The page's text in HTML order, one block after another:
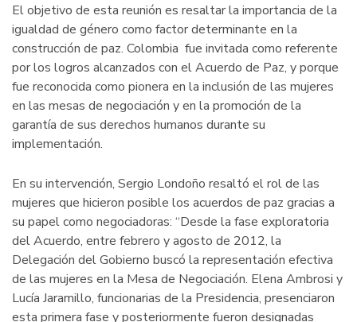
El objetivo de esta reunión es resaltar la importancia de la
igualdad de género como factor determinante en la
construcción de paz. Colombia fue invitada como referente
por los logros alcanzados con el Acuerdo de Paz, y porque
fue reconocida como pionera en la inclusión de las mujeres
en las mesas de negociación y en la promoción de la
garantía de sus derechos humanos durante su
implementación.
En su intervención, Sergio Londoño resaltó el rol de las
mujeres que hicieron posible los acuerdos de paz gracias a
su papel como negociadoras: “Desde la fase exploratoria
del Acuerdo, entre febrero y agosto de 2012, la
Delegación del Gobierno buscó la representación efectiva
de las mujeres en la Mesa de Negociación. Elena Ambrosi y
Lucía Jaramillo, funcionarias de la Presidencia, presenciaron
esta primera fase y posteriormente fueron designadas